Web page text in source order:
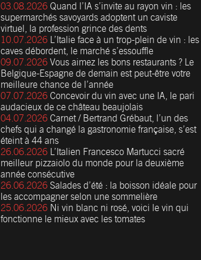
03.08.2026 Quand l’IA s’invite au rayon vin : les
supermarchés savoyards adoptent un caviste
virtuel, la profession grince des dents
10.07.2026 L’Italie face à un trop-plein de vin : les
caves débordent, le marché s’essouffle
09.07.2026 Vous aimez les bons restaurants ? Le
Belgique-Espagne de demain est peut-être votre
meilleure chance de l’année
07.07.2026 Concevoir du vin avec une IA, le pari
audacieux de ce château beaujolais
04.07.2026 Carnet / Bertrand Grébaut, l’un des
chefs qui a changé la gastronomie française, s’est
éteint à 44 ans
26.06.2026 L’Italien Francesco Martucci sacré
meilleur pizzaiolo du monde pour la deuxième
année consécutive
26.06.2026 Salades d’été : la boisson idéale pour
les accompagner selon une sommelière
25.06.2026 Ni vin blanc ni rosé, voici le vin qui
fonctionne le mieux avec les tomates